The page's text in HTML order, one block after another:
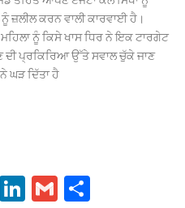
ਜ਼ਲੀਲ ਕਰਨ ਵਾਲੀ ਕਾਰਵਾਈ ਹੈ।
ਮਹਿਲਾ ਨੂੰ ਕਿਸੇ ਖਾਸ ਧਿਰ ਨੇ ਇਕ ਟਾਰਗੇਟ
ਦੀ ਪ੍ਰਕਿਰਿਆ ਉੱਤੇ ਸਵਾਲ ਚੁੱਕੇ ਜਾਣ
ਘੜ ਦਿੱਤਾ ਹੈ
Pi
Li
G